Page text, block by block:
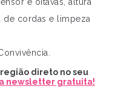
e oitavas, altura
de cordas e limpeza
direto no seu
newsletter gratuita!